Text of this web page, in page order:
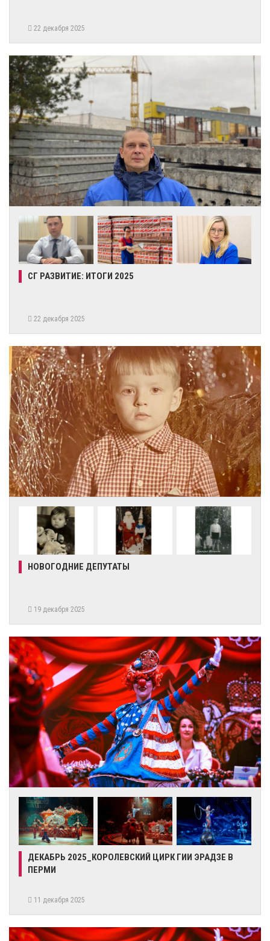
22 декабря 2025
СГ РАЗВИТИЕ: ИТОГИ 2025
22 декабря 2025
НОВОГОДНИЕ ДЕПУТАТЫ
19 декабря 2025
ДЕКАБРЬ 2025_КОРОЛЕВСКИЙ ЦИРК ГИИ ЭРАДЗЕ В
ПЕРМИ
11 декабря 2025